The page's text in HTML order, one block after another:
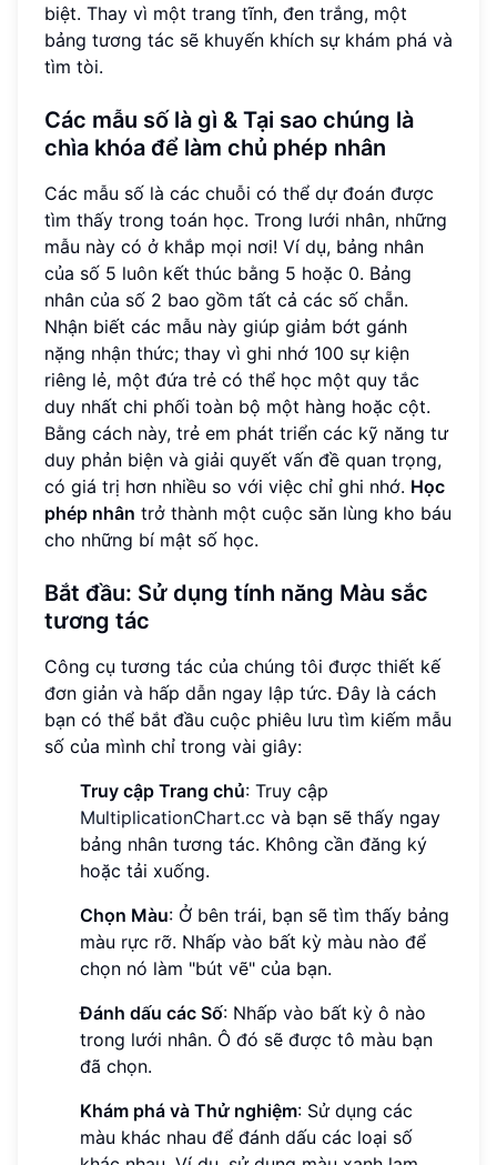
biệt. Thay vì một trang tĩnh, đen trắng, một
bảng tương tác sẽ khuyến khích sự khám phá và
tìm tòi.
Các mẫu số là gì & Tại sao chúng là
chìa khóa để làm chủ phép nhân
Các mẫu số là các chuỗi có thể dự đoán được
tìm thấy trong toán học. Trong lưới nhân, những
mẫu này có ở khắp mọi nơi! Ví dụ, bảng nhân
của số 5 luôn kết thúc bằng 5 hoặc 0. Bảng
nhân của số 2 bao gồm tất cả các số chẵn.
Nhận biết các mẫu này giúp giảm bớt gánh
nặng nhận thức; thay vì ghi nhớ 100 sự kiện
riêng lẻ, một đứa trẻ có thể học một quy tắc
duy nhất chi phối toàn bộ một hàng hoặc cột.
Bằng cách này, trẻ em phát triển các kỹ năng tư
duy phản biện và giải quyết vấn đề quan trọng,
có giá trị hơn nhiều so với việc chỉ ghi nhớ. Học
phép nhân trở thành một cuộc săn lùng kho báu
cho những bí mật số học.
Bắt đầu: Sử dụng tính năng Màu sắc
tương tác
Công cụ tương tác của chúng tôi được thiết kế
đơn giản và hấp dẫn ngay lập tức. Đây là cách
bạn có thể bắt đầu cuộc phiêu lưu tìm kiếm mẫu
số của mình chỉ trong vài giây:
Truy cập Trang chủ: Truy cập
MultiplicationChart.cc và bạn sẽ thấy ngay
bảng nhân tương tác. Không cần đăng ký
hoặc tải xuống.
Chọn Màu: Ở bên trái, bạn sẽ tìm thấy bảng
màu rực rỡ. Nhấp vào bất kỳ màu nào để
chọn nó làm "bút vẽ" của bạn.
Đánh dấu các Số: Nhấp vào bất kỳ ô nào
trong lưới nhân. Ô đó sẽ được tô màu bạn
đã chọn.
Khám phá và Thử nghiệm: Sử dụng các
màu khác nhau để đánh dấu các loại số